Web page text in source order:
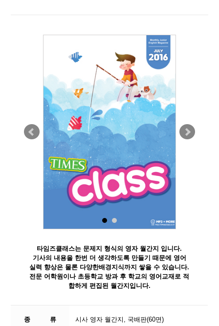
타임즈클래스는 문제지 형식의 영자 월간지 입니다.
기사의 내용을 한번 더 생각하도록 만들기 때문에 영어
실력 향상은 물론 다양한배경지식까지 쌓을 수 있습니다.
전문 어학원이나 초등학교 방과 후 학교의 영어교재로 적
합하게 편집된 월간지입니다.
종 류 시사 영자 월간지, 국배판(60면)